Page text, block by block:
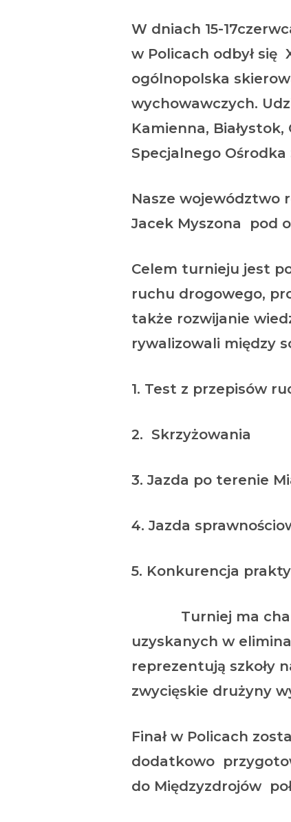
W dniach 15-
w Policach odbył się
ogólnopolska
wychowawczych.
Kamienna,
Specjalnego
Nasze województwo
Jacek Myszona pod
Celem turnieju jest
ruchu drogowego,
także rozwijanie
rywalizowali między
1. Test z przepisów
2. Skrzyżowania
3. Jazda po terenie
4. Jazda
5. Konkurencja
Turniej ma
uzyskanych w
reprezentują szkoły
zwycięskie drużyny
Finał w Policach
dodatkowo
do Międzyzdrojów